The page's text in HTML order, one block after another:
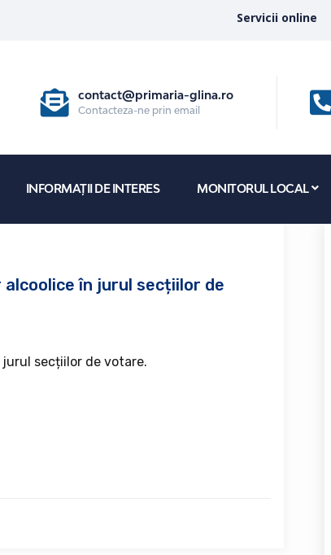
Servicii online
contact@primaria-glina.ro
Contacteza-ne prin email
INFORMAȚII DE INTERES MONITORUL LOCAL
în jurul secțiilor de
secțiilor de votare.